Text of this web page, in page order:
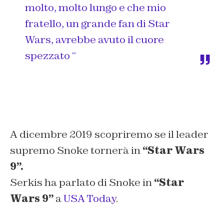
molto, molto lungo e che mio
fratello, un grande fan di Star
Wars, avrebbe avuto il cuore
spezzato “
A dicembre 2019 scopriremo se il leader
supremo Snoke tornerà in“Star Wars
9”.
Serkis ha parlato di Snoke in“Star
Wars 9”aUSA Today.